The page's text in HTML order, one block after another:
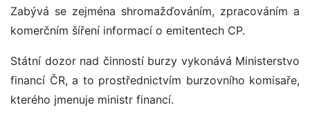
Zabývá se zejména shromažďováním, zpracováním a
komerčním šíření informací o emitentech CP.
Státní dozor nad činností burzy vykonává Ministerstvo
financí ČR, a to prostřednictvím burzovního komisaře,
kterého jmenuje ministr financí.